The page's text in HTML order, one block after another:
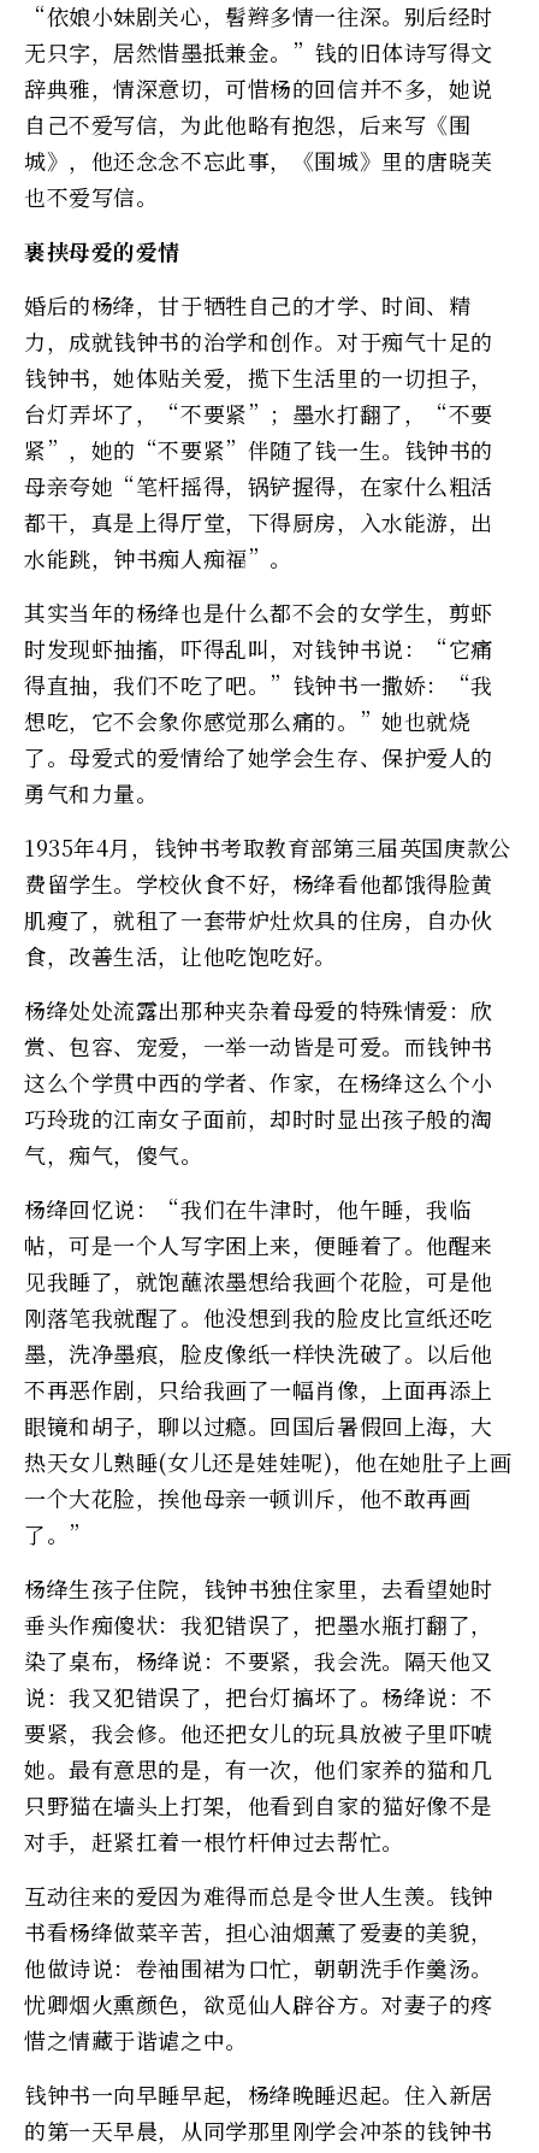
“依娘小妹剧关心，髫辫多情一往深。别后经时
无只字，居然惜墨抵兼金。”钱的旧体诗写得文
辞典雅，情深意切，可惜杨的回信并不多，她说
自己不爱写信，为此他略有抱怨，后来写《围
城》，他还念念不忘此事，《围城》里的唐晓芙
也不爱写信。
裹挟母爱的爱情
婚后的杨绛，甘于牺牲自己的才学、时间、精
力，成就钱钟书的治学和创作。对于痴气十足的
钱钟书，她体贴关爱，揽下生活里的一切担子，
台灯弄坏了，“不要紧”；墨水打翻了，“不要
紧”，她的“不要紧”伴随了钱一生。钱钟书的
母亲夸她“笔杆摇得，锅铲握得，在家什么粗活
都干，真是上得厅堂，下得厨房，入水能游，出
水能跳，钟书痴人痴福”。
其实当年的杨绛也是什么都不会的女学生，剪虾
时发现虾抽搐，吓得乱叫，对钱钟书说：“它痛
得直抽，我们不吃了吧。”钱钟书一撒娇：“我
想吃，它不会象你感觉那么痛的。”她也就烧
了。母爱式的爱情给了她学会生存、保护爱人的
勇气和力量。
1935年4月，钱钟书考取教育部第三届英国庚款公
费留学生。学校伙食不好，杨绛看他都饿得脸黄
肌瘦了，就租了一套带炉灶炊具的住房，自办伙
食，改善生活，让他吃饱吃好。
杨绛处处流露出那种夹杂着母爱的特殊情爱：欣
赏、包容、宠爱，一举一动皆是可爱。而钱钟书
这么个学贯中西的学者、作家，在杨绛这么个小
巧玲珑的江南女子面前，却时时显出孩子般的淘
气，痴气，傻气。
杨绛回忆说：“我们在牛津时，他午睡，我临
帖，可是一个人写字困上来，便睡着了。他醒来
见我睡了，就饱蘸浓墨想给我画个花脸，可是他
刚落笔我就醒了。他没想到我的脸皮比宣纸还吃
墨，洗净墨痕，脸皮像纸一样快洗破了。以后他
不再恶作剧，只给我画了一幅肖像，上面再添上
眼镜和胡子，聊以过瘾。回国后暑假回上海，大
热天女儿熟睡(女儿还是娃娃呢)，他在她肚子上画
一个大花脸，挨他母亲一顿训斥，他不敢再画
了。”
杨绛生孩子住院，钱钟书独住家里，去看望她时
垂头作痴傻状：我犯错误了，把墨水瓶打翻了，
染了桌布，杨绛说：不要紧，我会洗。隔天他又
说：我又犯错误了，把台灯搞坏了。杨绛说：不
要紧，我会修。他还把女儿的玩具放被子里吓唬
她。最有意思的是，有一次，他们家养的猫和几
只野猫在墙头上打架，他看到自家的猫好像不是
对手，赶紧扛着一根竹杆伸过去帮忙。
互动往来的爱因为难得而总是令世人生羡。钱钟
书看杨绛做菜辛苦，担心油烟薰了爱妻的美貌，
他做诗说：卷袖围裙为口忙，朝朝洗手作羹汤。
忧卿烟火熏颜色，欲觅仙人辟谷方。对妻子的疼
惜之情藏于谐谑之中。
钱钟书一向早睡早起，杨绛晚睡迟起。住入新居
的第一天早晨，从同学那里刚学会冲茶的钱钟书